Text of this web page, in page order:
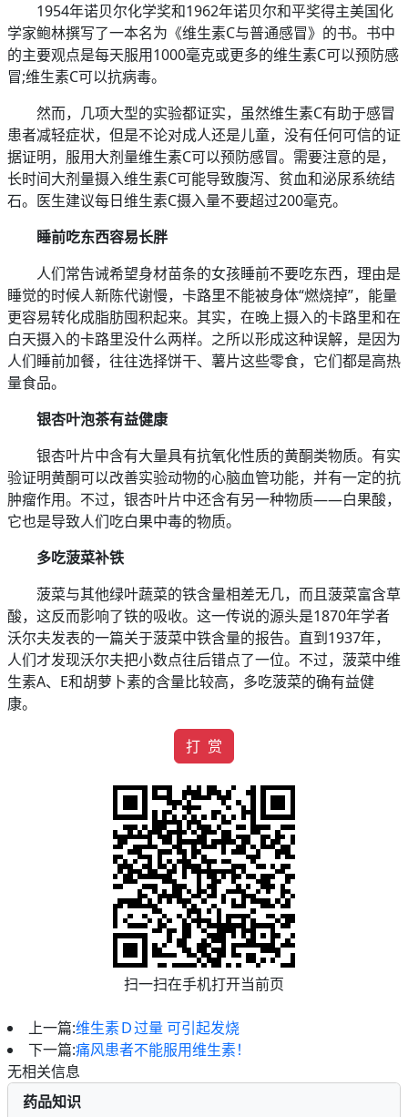
1954年诺贝尔化学奖和1962年诺贝尔和平奖得主美国化
学家鲍林撰写了一本名为《维生素C与普通感冒》的书。书中
的主要观点是每天服用1000毫克或更多的维生素C可以预防感
冒;维生素C可以抗病毒。
然而，几项大型的实验都证实，虽然维生素C有助于感冒
患者减轻症状，但是不论对成人还是儿童，没有任何可信的证
据证明，服用大剂量维生素C可以预防感冒。需要注意的是，
长时间大剂量摄入维生素C可能导致腹泻、贫血和泌尿系统结
石。医生建议每日维生素C摄入量不要超过200毫克。
睡前吃东西容易长胖
人们常告诫希望身材苗条的女孩睡前不要吃东西，理由是
睡觉的时候人新陈代谢慢，卡路里不能被身体“燃烧掉”，能量
更容易转化成脂肪囤积起来。其实，在晚上摄入的卡路里和在
白天摄入的卡路里没什么两样。之所以形成这种误解，是因为
人们睡前加餐，往往选择饼干、薯片这些零食，它们都是高热
量食品。
银杏叶泡茶有益健康
银杏叶片中含有大量具有抗氧化性质的黄酮类物质。有实
验证明黄酮可以改善实验动物的心脑血管功能，并有一定的抗
肿瘤作用。不过，银杏叶片中还含有另一种物质——白果酸，
它也是导致人们吃白果中毒的物质。
多吃菠菜补铁
菠菜与其他绿叶蔬菜的铁含量相差无几，而且菠菜富含草
酸，这反而影响了铁的吸收。这一传说的源头是1870年学者
沃尔夫发表的一篇关于菠菜中铁含量的报告。直到1937年，
人们才发现沃尔夫把小数点往后错点了一位。不过，菠菜中维
生素A、E和胡萝卜素的含量比较高，多吃菠菜的确有益健
康。
打 赏
扫一扫在手机打开当前页
上一篇:维生素Ｄ过量 可引起发烧
下一篇:痛风患者不能服用维生素！
无相关信息
药品知识